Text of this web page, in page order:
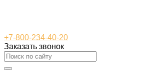
+7-800-234-40-20
Заказать звонок